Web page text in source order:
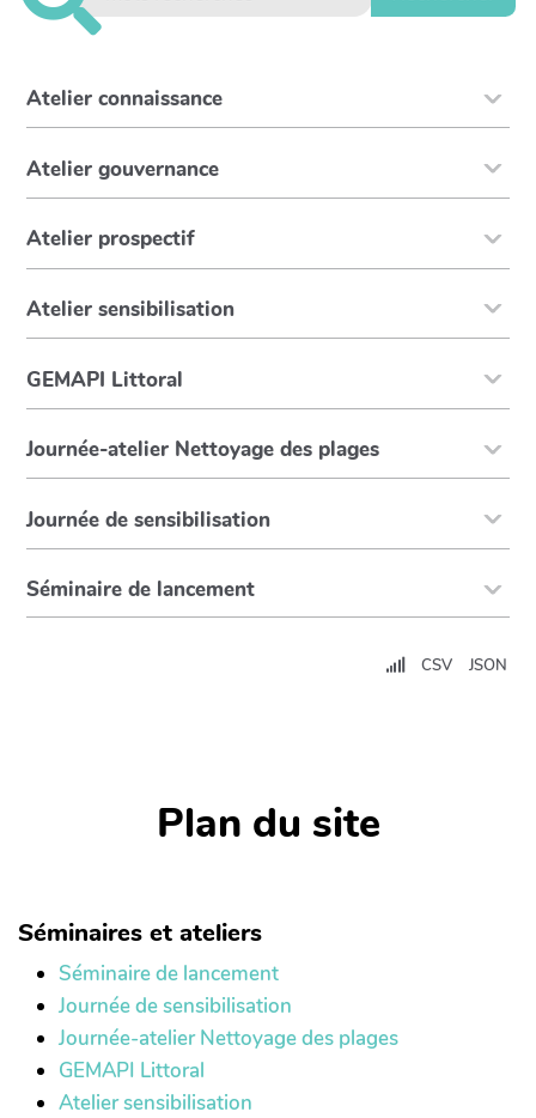
Atelier connaissance
Atelier gouvernance
Atelier prospectif
Atelier sensibilisation
GEMAPI Littoral
Journée-atelier Nettoyage des plages
Journée de sensibilisation
Séminaire de lancement
CSV JSON
Plan du site
Séminaires et ateliers
Séminaire de lancement
Journée de sensibilisation
Journée-atelier Nettoyage des plages
GEMAPI Littoral
Atelier sensibilisation